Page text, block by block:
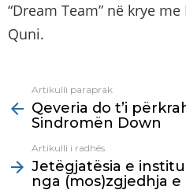
“Dream Team” në krye
Quni.
more
Artikulli paraprak
Qeveria do t’i
Sindromën Down
Artikulli i radhës
Jetëgjatësia e
nga (mos)zgjedhja